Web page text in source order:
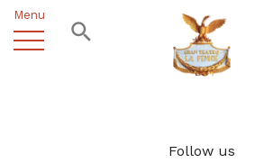
Menu
Follow us